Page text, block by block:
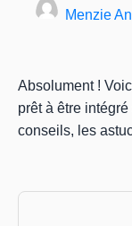
Menzie
Absolument !
prêt à être
conseils, les